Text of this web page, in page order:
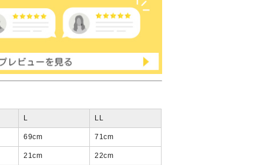
L LL
69cm 71cm
21cm 22cm